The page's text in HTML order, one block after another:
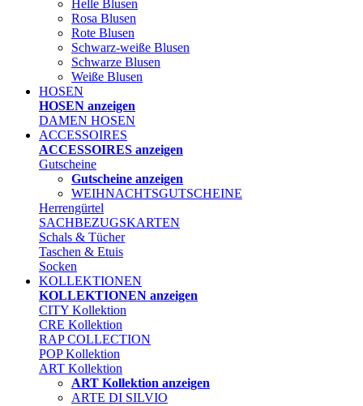
Helle Blusen
Rosa Blusen
Rote Blusen
Schwarz-weiße Blusen
Schwarze Blusen
Weiße Blusen
HOSEN
HOSEN anzeigen
DAMEN HOSEN
ACCESSOIRES
ACCESSOIRES anzeigen
Gutscheine
Gutscheine anzeigen
WEIHNACHTSGUTSCHEINE
Herrengürtel
SACHBEZUGSKARTEN
Schals & Tücher
Taschen & Etuis
Socken
KOLLEKTIONEN
KOLLEKTIONEN anzeigen
CITY Kollektion
CRE Kollektion
RAP COLLECTION
POP Kollektion
ART Kollektion
ART Kollektion anzeigen
ARTE DI SILVIO